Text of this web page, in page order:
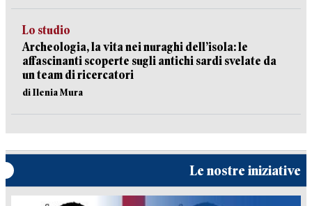
Lo studio
Archeologia, la vita nei nuraghi dell’isola: le
affascinanti scoperte sugli antichi sardi svelate da
un team di ricercatori
di Ilenia Mura
Le nostre iniziative